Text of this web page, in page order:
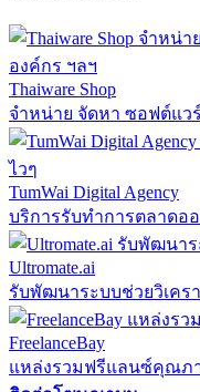
Thaiware Shop
จำหน่าย จัดหา ซอฟต์แว
TumWai Digital Agency
บริการรับทำการตลาดอ
Ultromate.ai
รับพัฒนาระบบช่วยวิเคร
FreelanceBay
แหล่งรวมฟรีแลนซ์คุณภ